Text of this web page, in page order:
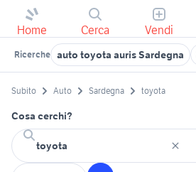
Home Cerca Vendi
Ricerche auto toyota auris Sardegna
Subito Auto Sardegna toyota
Cosa cerchi?